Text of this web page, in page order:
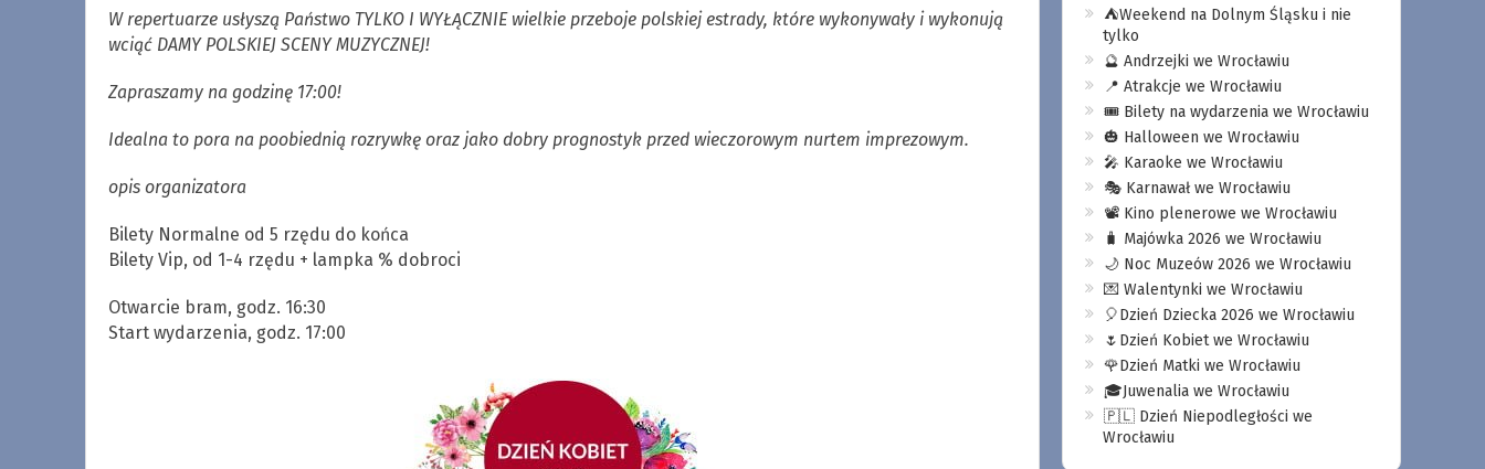
W repertuarze usłyszą Państwo TYLKO I WYŁĄCZNIE wielkie przeboje polskiej estrady, które wykonywały i wykonują
wciąć DAMY POLSKIEJ SCENY MUZYCZNEJ!
Zapraszamy na godzinę 17:00!
Idealna to pora na poobiednią rozrywkę oraz jako dobry prognostyk przed wieczorowym nurtem imprezowym.
opis organizatora
Bilety Normalne od 5 rzędu do końca
Bilety Vip, od 1-4 rzędu + lampka % dobroci
Otwarcie bram, godz. 16:30
Start wydarzenia, godz. 17:00
⛺️Weekend na Dolnym Śląsku i nie
tylko
🔮 Andrzejki we Wrocławiu
📍 Atrakcje we Wrocławiu
🎟️ Bilety na wydarzenia we Wrocławiu
🎃 Halloween we Wrocławiu
🎤 Karaoke we Wrocławiu
🎭 Karnawał we Wrocławiu
📽️ Kino plenerowe we Wrocławiu
🧳 Majówka 2026 we Wrocławiu
🌙 Noc Muzeów 2026 we Wrocławiu
💌 Walentynki we Wrocławiu
🎈Dzień Dziecka 2026 we Wrocławiu
🌷Dzień Kobiet we Wrocławiu
🌹Dzień Matki we Wrocławiu
🎓Juwenalia we Wrocławiu
🇵🇱 Dzień Niepodległości we
Wrocławiu